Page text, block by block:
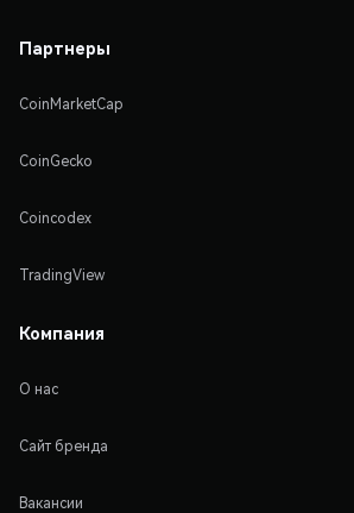
Партнеры
CoinMarketCap
CoinGecko
Coincodex
TradingView
Компания
О нас
Сайт бренда
Вакансии